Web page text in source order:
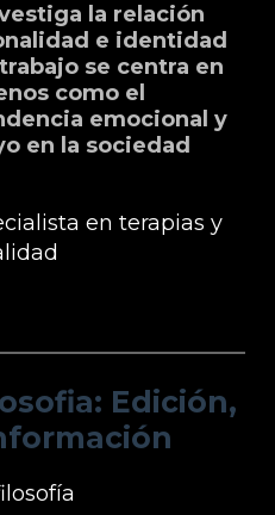
la relación
e identidad
se centra en
como el
emocional y
en la sociedad
en terapias y
Edición,